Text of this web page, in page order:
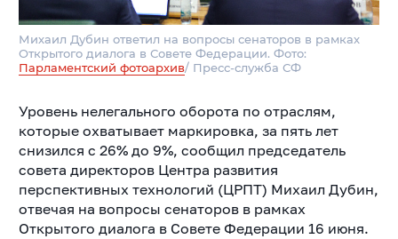
Михаил Дубин ответил на вопросы сенаторов в рамках
Открытого диалога в Совете Федерации. Фото:
Парламентский фотоархив/ Пресс-служба СФ
Уровень нелегального оборота по отраслям,
которые охватывает маркировка, за пять лет
снизился с 26% до 9%, сообщил председатель
совета директоров Центра развития
перспективных технологий (ЦРПТ) Михаил Дубин,
отвечая на вопросы сенаторов в рамках
Открытого диалога в Совете Федерации 16 июня.